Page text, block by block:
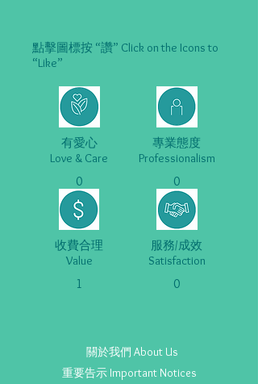
點擊圖標按 “讚” Click on the Icons to
“Like”
有愛心
Love & Care
專業態度
Professionalism
0 0
收費合理
Value
服務/成效
Satisfaction
1 0
關於我們 About Us
重要告示 Important Notices